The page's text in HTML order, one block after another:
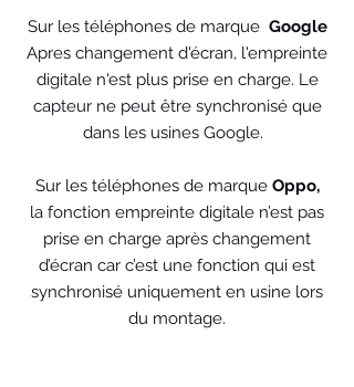
Sur les téléphones de marque Google
Apres changement d'écran, l'empreinte
digitale n'est plus prise en charge. Le
capteur ne peut être synchronisé que
dans les usines Google.
Sur les téléphones de marque Oppo,
la fonction empreinte digitale n’est pas
prise en charge après changement
d’écran car c’est une fonction qui est
synchronisé uniquement en usine lors
du montage.